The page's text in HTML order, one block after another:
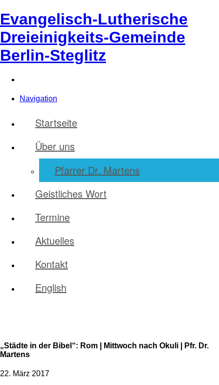
Evangelisch-Lutherische
Dreieinigkeits-Gemeinde
Berlin-Steglitz
Navigation
Startseite
Über uns
Pfarrer Dr. Martens
Geistliches Wort
Termine
Aktuelles
Kontakt
English
„Städte in der Bibel“: Rom | Mittwoch nach Okuli | Pfr. Dr.
Martens
22. März 2017